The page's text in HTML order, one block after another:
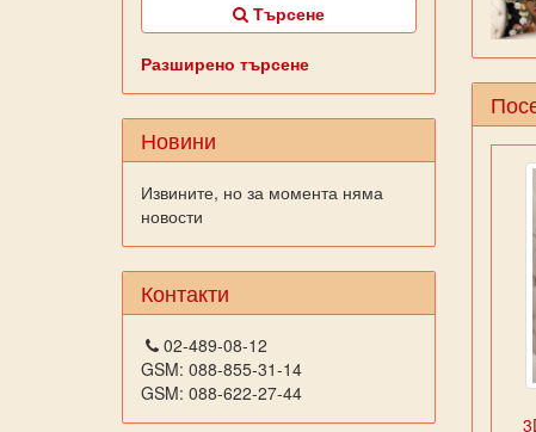
Търсене
Разширено търсене
Новини
Извините, но за момента няма
новости
Контакти
02-489-08-12
GSM: 088-855-31-14
GSM: 088-622-27-44